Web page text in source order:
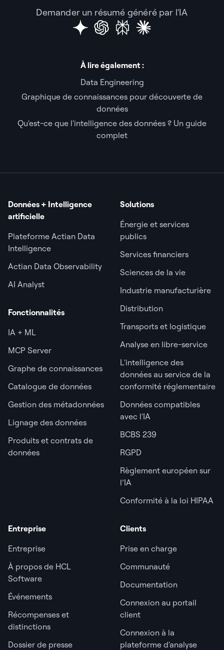
Demander un résumé généré par l'IA
À lire également :
Data Engineering
Graphique de connaissances pour découverte de
données
Qu'est-ce que l'intelligence des données ? Un guide
complet
Données + Intelligence
artificielle
Plateforme Actian Data
Intelligence
Actian Data Observability
AI Analyst
Fonctionnalités
IA + ML
MCP Server
Graphe de connaissances
Catalogue de données
Gestion des métadonnées
Lignage des données
Produits et contrats de
données
Solutions
Énergie et services
publics
Services financiers
Sciences de la vie
Industrie manufacturière
Distribution
Transports et logistique
Analyse en libre-service
L'intelligence des
données au service de la
conformité réglementaire
Données compatibles
avec l'IA
BCBS 239
RGPD
Règlement européen sur
l’IA
Conformité à la loi HIPAA
Entreprise
Entreprise
À propos de HCL
Software
Événements
Récompenses et
distinctions
Dossier de presse
Clients
Prise en charge
Communauté
Documentation
Connexion au portail
client
Connexion à la
plateforme d'analyse